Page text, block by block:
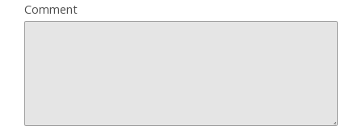
Comment